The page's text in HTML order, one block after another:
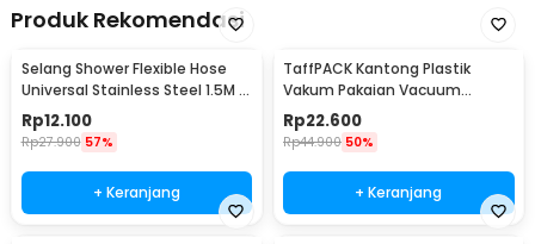
Produk Rekomendasi
Selang Shower Flexible Hose
Universal Stainless Steel 1.5M -
SM15
Rp12.100
Rp27.900 57%
+ Keranjang
TaffPACK Kantong Plastik
Vakum Pakaian Vacuum
Compression Bag 1 PCS L -
SN024
Rp22.600
Rp44.900 50%
+ Keranjang